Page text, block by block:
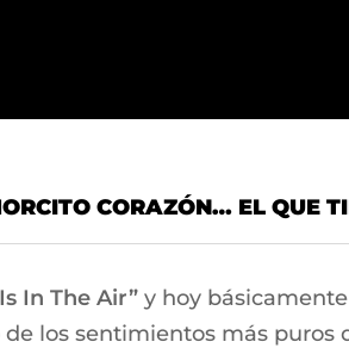
CORAZÓN… EL QUE
In The Air” y hoy
los sentimientos más puros